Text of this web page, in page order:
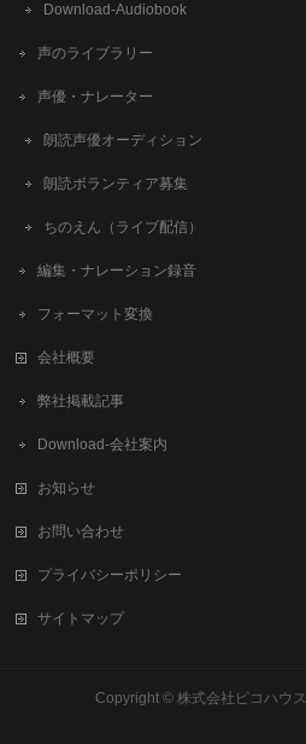
Download-Audiobook
声のライブラリー
声優・ナレーター
朗読声優オーディション
朗読ボランティア募集
ちのえん（ライブ配信）
編集・ナレーション録音
フォーマット変換
会社概要
弊社掲載記事
Download-会社案内
お知らせ
お問い合わせ
プライバシーポリシー
サイトマップ
Copyright © 株式会社ピコハウス